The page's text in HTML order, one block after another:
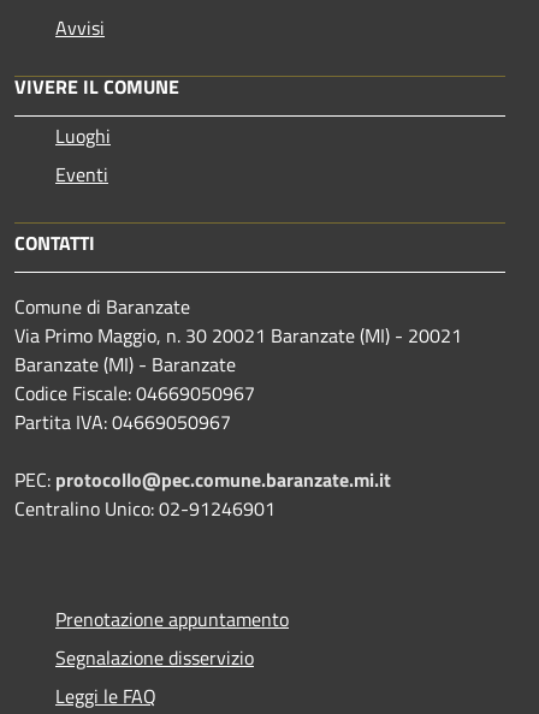
Avvisi
VIVERE IL COMUNE
Luoghi
Eventi
CONTATTI
Comune di Baranzate
Via Primo Maggio, n. 30 20021 Baranzate (MI) - 20021
Baranzate (MI) - Baranzate
Codice Fiscale: 04669050967
Partita IVA: 04669050967
PEC: protocollo@pec.comune.baranzate.mi.it
Centralino Unico: 02-91246901
Prenotazione appuntamento
Segnalazione disservizio
Leggi le FAQ